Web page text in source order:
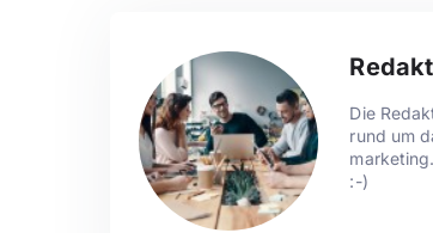
Die
rund um
:-)